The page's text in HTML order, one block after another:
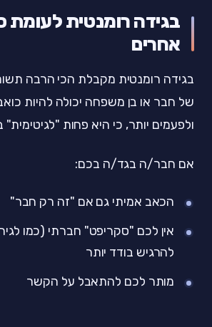
בגידה רומנטית לעומת
אחרים
בגידה רומנטית מקבלת הכי הרבה
של חבר או בן משפחה יכולה להיות
ולפעמים יותר, כי היא פחות
אם חבר/ה בגד/ה בכם:
הכאב אמיתי גם אם "זה רק חבר"
אין לכם "סקריפט" חברתי (כמו
להרגיש בודד יותר
מותר לכם להתאבל על הקשר